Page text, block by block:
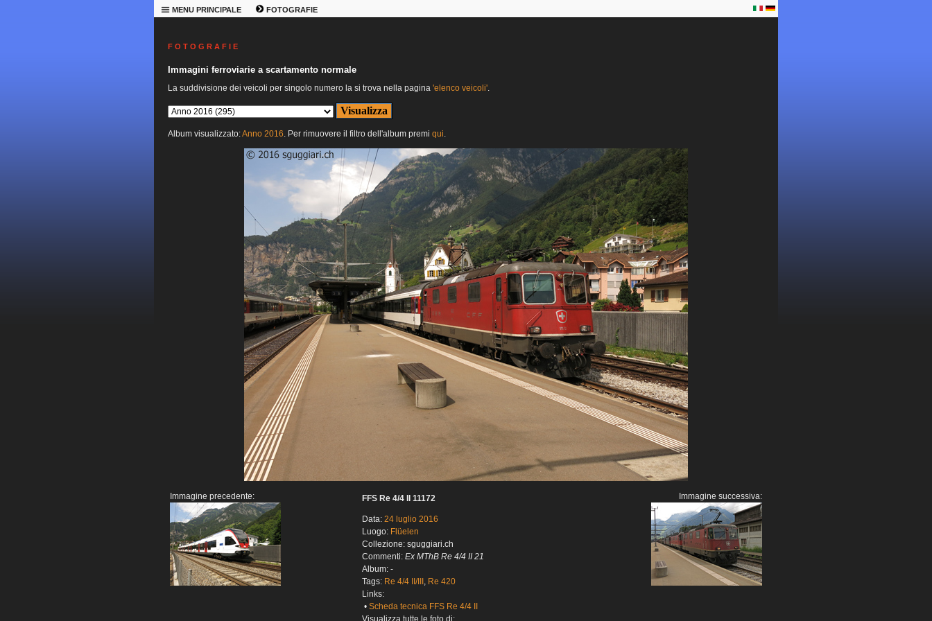
MENU PRINCIPALE FOTOGRAFIE
F O T O G R A F I E
Immagini ferroviarie a scartamento normale
La suddivisione dei veicoli per singolo numero la si trova nella pagina 'elenco veicoli'.
Album visualizzato:Anno 2016. Per rimuovere il filtro dell'album premi qui.
Immagine precedente: FFS Re 4/4 II 11172
Data: 24 luglio 2016
Luogo: Flüelen
Collezione: sguggiari.ch
Commenti: Ex MThB Re 4/4 II 21
Album: -
Tags: Re 4/4 II/III , Re 420
Links:
• Scheda tecnica FFS Re 4/4 II
Immagine successiva: